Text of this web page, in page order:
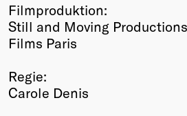
Filmproduktion:
Still and Moving
Films Paris
Regie:
Carole Denis